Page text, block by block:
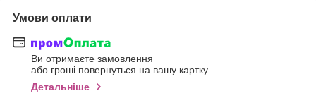
Умови оплати
Ви отримаєте замовлення
або гроші повернуться на вашу картку
Детальніше